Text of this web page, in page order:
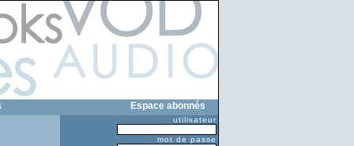
Espace abonnés
utilisateur
mot de passe